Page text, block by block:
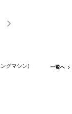
グマシン) 一覧へ